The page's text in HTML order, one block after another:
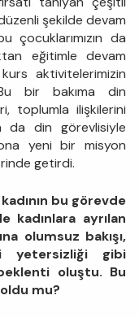
şekilde devam
da
eğitimle devam
aktivitelerimizin
bir bakıma din
toplumla ilişkilerini
da din görevlisiyle
yeni bir misyon
getirdi.
bu görevde
kadınlara ayrılan
olumsuz bakışı,
yetersizliği gibi
oluştu. Bu
mu?